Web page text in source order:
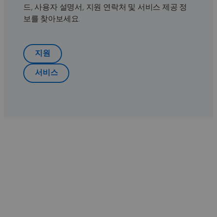
드, 사용자 설명서, 지원 연락처 및 서비스 제공 정
보를 찾아보세요.
지원
서비스